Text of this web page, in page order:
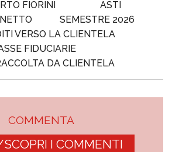
FIORINI
ASTI
SEMESTRE 2026
VERSO LA CLIENTELA
FIDUCIARIE
DA CLIENTELA
COMMENTA
I COMMENTI